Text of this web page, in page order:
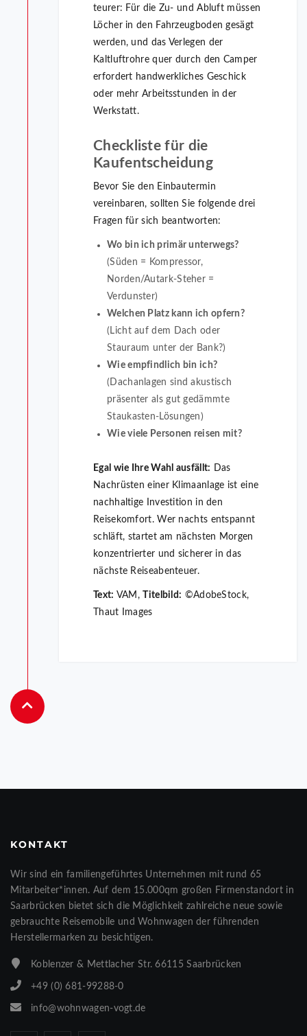
teurer: Für die Zu- und Abluft müssen
Löcher in den Fahrzeugboden gesägt
werden, und das Verlegen der
Kaltluftrohre quer durch den Camper
erfordert handwerkliches Geschick
oder mehr Arbeitsstunden in der
Werkstatt.
Checkliste für die
Kaufentscheidung
Bevor Sie den Einbautermin
vereinbaren, sollten Sie folgende drei
Fragen für sich beantworten:
Wo bin ich primär unterwegs?
(Süden = Kompressor,
Norden/Autark-Steher =
Verdunster)
Welchen Platz kann ich opfern?
(Licht auf dem Dach oder
Stauraum unter der Bank?)
Wie empfindlich bin ich?
(Dachanlagen sind akustisch
präsenter als gut gedämmte
Staukasten-Lösungen)
Wie viele Personen reisen mit?
Egal wie Ihre Wahl ausfällt: Das
Nachrüsten einer Klimaanlage ist eine
nachhaltige Investition in den
Reisekomfort. Wer nachts entspannt
schläft, startet am nächsten Morgen
konzentrierter und sicherer in das
nächste Reiseabenteuer.
Text: VAM, Titelbild: ©AdobeStock,
Thaut Images
KONTAKT
Wir sind ein familiengeführtes Unternehmen mit rund 65
Mitarbeiter*innen. Auf dem 15.000qm großen Firmenstandort in
Saarbrücken bietet sich die Möglichkeit zahlreiche neue sowie
gebrauchte Reisemobile und Wohnwagen der führenden
Herstellermarken zu besichtigen.
Koblenzer & Mettlacher Str. 66115 Saarbrücken
+49 (0) 681-99288-0
info@wohnwagen-vogt.de